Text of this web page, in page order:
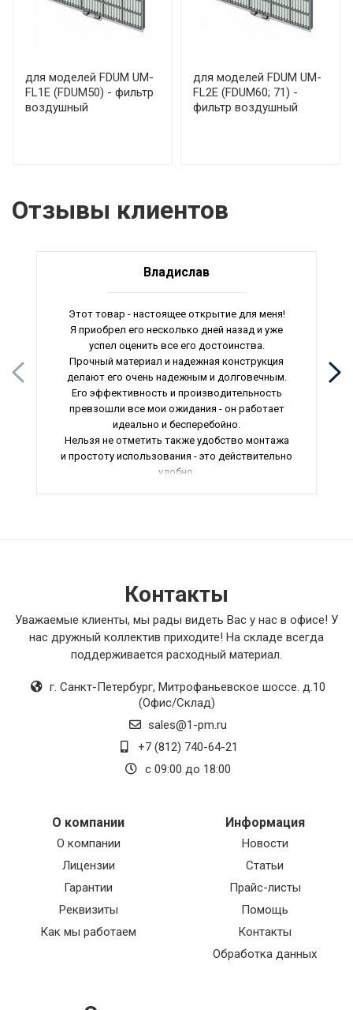
для моделей FDUM UM-
FL1E (FDUM50) - фильтр
воздушный
для моделей FDUM UM-
FL2E (FDUM60; 71) -
фильтр воздушный
Отзывы клиентов
Владислав
Этот товар - настоящее открытие для меня!
Я приобрел его несколько дней назад и уже
успел оценить все его достоинства.
Прочный материал и надежная конструкция
делают его очень надежным и долговечным.
Его эффективность и производительность
превзошли все мои ожидания - он работает
идеально и бесперебойно.
Нельзя не отметить также удобство монтажа
и простоту использования - это действительно
удобно.
Контакты
Уважаемые клиенты, мы рады видеть Вас у нас в офисе! У
нас дружный коллектив приходите! На складе всегда
поддерживается расходный материал.
г. Санкт-Петербург, Митрофаньевское шоссе. д.10
(Офис/Склад)
sales@1-pm.ru
+7 (812) 740-64-21
с 09:00 до 18:00
О компании
О компании
Лицензии
Гарантии
Реквизиты
Как мы работаем
Информация
Новости
Статьи
Прайс-листы
Помощь
Контакты
Обработка данных